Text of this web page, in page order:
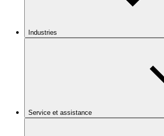
Industries
Service et assistance